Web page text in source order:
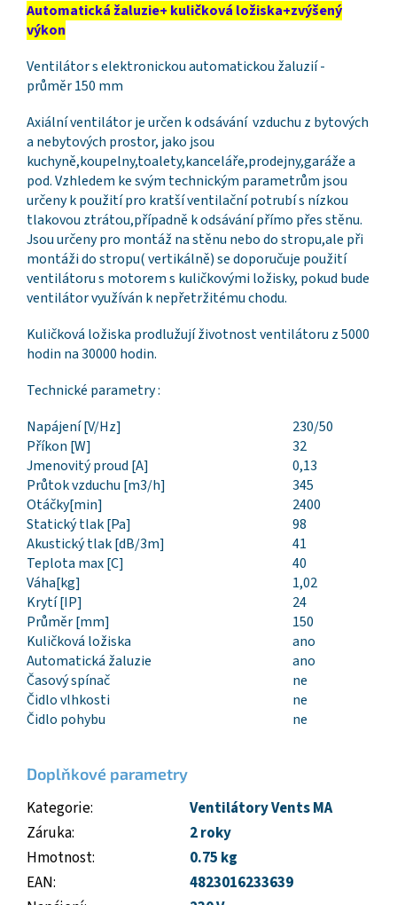
Automatická žaluzie+ kuličková ložiska+zvýšený
výkon
Ventilátor s elektronickou automatickou žaluzií -
průměr 150 mm
Axiální ventilátor je určen k odsávání vzduchu z bytových
a nebytových prostor, jako jsou
kuchyně,koupelny,toalety,kanceláře,prodejny,garáže a
pod. Vzhledem ke svým technickým parametrům jsou
určeny k použití pro kratší ventilační potrubí s nízkou
tlakovou ztrátou,případně k odsávání přímo přes stěnu.
Jsou určeny pro montáž na stěnu nebo do stropu,ale při
montáži do stropu( vertikálně) se doporučuje použití
ventilátoru s motorem s kuličkovými ložisky, pokud bude
ventilátor využíván k nepřetržitému chodu.
Kuličková ložiska prodlužují životnost ventilátoru z 5000
hodin na 30000 hodin.
Technické parametry :
Napájení [V/Hz]
230/50
Příkon [W]
32
Jmenovitý proud [A]
0,13
Průtok vzduchu [m3/h]
345
Otáčky[min]
2400
Statický tlak [Pa]
98
Akustický tlak [dB/3m]
41
Teplota max [C]
40
Váha[kg]
1,02
Krytí [IP]
24
Průměr [mm]
150
Kuličková ložiska
ano
Automatická žaluzie
ano
Časový spínač
ne
Čidlo vlhkosti
ne
Čidlo pohybu
ne
Doplňkové parametry
Kategorie:
Ventilátory Vents MA
Záruka:
2 roky
Hmotnost:
0.75 kg
EAN:
4823016233639